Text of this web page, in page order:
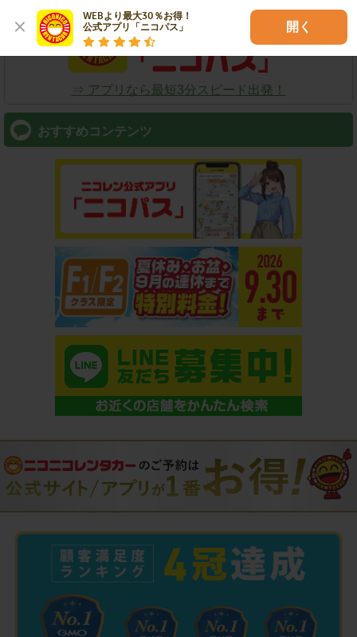
WEBより最大30％お得！
公式アプリ「ニコパス」
開く
⇒ アプリなら最短3分スピード出発！
おすすめコンテンツ